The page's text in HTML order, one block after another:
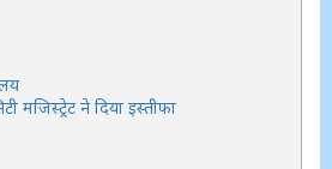
मजिस्ट्रेट ने दिया इस्तीफा